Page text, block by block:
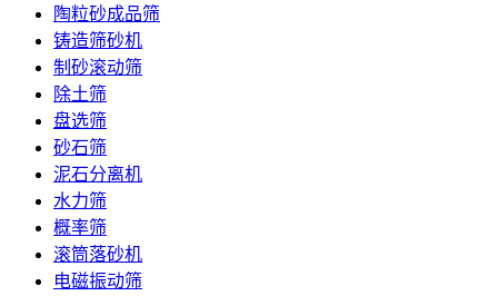
陶粒砂成品筛
铸造筛砂机
制砂滚动筛
除土筛
盘选筛
砂石筛
泥石分离机
水力筛
概率筛
滚筒落砂机
电磁振动筛